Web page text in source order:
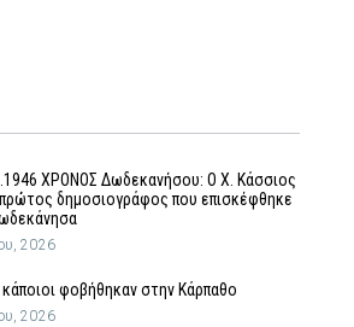
ΧΡΟΝΟΣ Δωδεκανήσου: Ο Χ. Κάσσιος
δημοσιογράφος που επισκέφθηκε
2026
φοβήθηκαν στην Κάρπαθο
2026